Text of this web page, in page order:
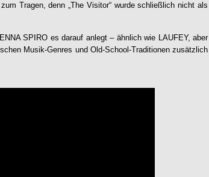
Tragen, denn „The Visitor“ wurde schließlich nicht als
SPIRO es darauf anlegt – ähnlich wie LAUFEY, aber
Musik-Genres und Old-School-Traditionen zusätzlich